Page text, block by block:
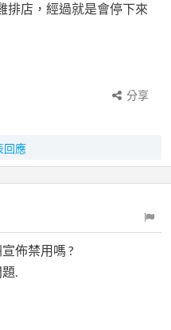
排店，經過就是會停下來
分享
回應
佈禁用嗎 ?
.